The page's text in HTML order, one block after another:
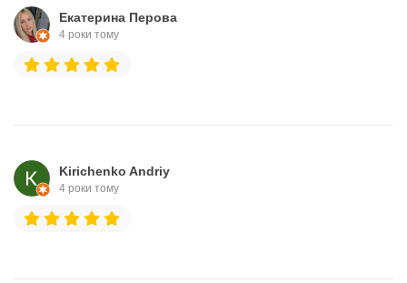
Екатерина Перова
4 роки тому
Kirichenko Andriy
4 роки тому